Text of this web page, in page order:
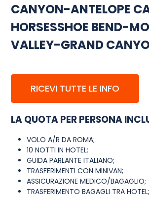
CANYON-ANTELOPE
HORSESSHOE BEND-
VALLEY-GRAND
RICEVI TUTTE LE INFO
LA QUOTA PER PERSONA
VOLO A/R DA ROMA;
10 NOTTI IN HOTEL:
GUIDA PARLANTE ITALIANO;
TRASFERIMENTI CON MINIVAN;
ASSICURAZIONE MEDICO/BAGAGLIO;
TRASFERIMENTO BAGAGLI TRA HOTEL;